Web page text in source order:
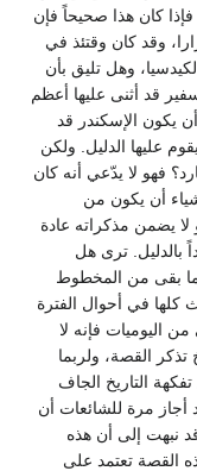
معروفاً في طول البلاد وعرضها"(92). فإذا كان هذا صحيحاً فإن
وقد كان وقتئذ في
وهل تليق بأن
قد أثنى عليها أعظم
يكون الإسكندر قد
عليها الدليل. ولكن
فهو لا يدّعي أنه كان
أن يكون من
لا يضمن مذكراته عادة
بالدليل. ترى هل
بقى من المخطوط
في أحوال الفترة
اليوميات فإنه لا
القصة، ولربما
التاريخ الجاف
مرة للشائعات أن
نبهت إلى أن هذه
القصة تعتمد على